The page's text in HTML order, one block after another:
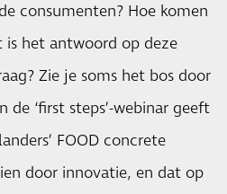
consumenten? Hoe komen
is het antwoord op deze
Zie je soms het bos door
de ‘first steps’-webinar geeft
FOOD concrete
door innovatie, en dat op